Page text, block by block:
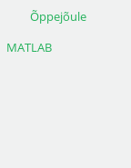
Õppejõule
MATLAB